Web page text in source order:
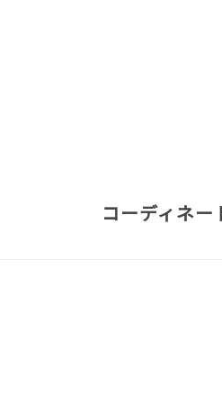
コーディネー